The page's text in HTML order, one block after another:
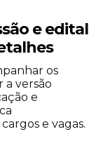
bem
conseguem
e edital
os
a versão
e
e vagas.